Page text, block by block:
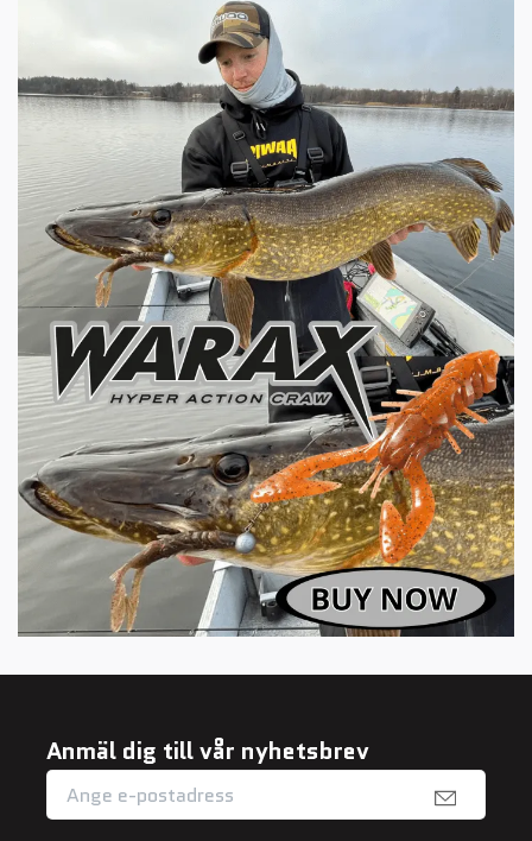
Anmäl dig till vår nyhetsbrev